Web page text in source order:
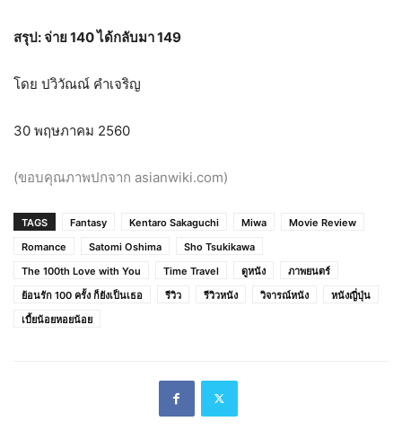
สรุป: จ่าย 140 ได้กลับมา 149
โดย ปวิวัณณ์ คำเจริญ
30 พฤษภาคม 2560
(ขอบคุณภาพปกจาก asianwiki.com)
TAGS Fantasy Kentaro Sakaguchi Miwa
Movie Review
Romance
Satomi Oshima
Sho Tsukikawa
The 100th Love with You
Time Travel ดูหนัง
ภาพยนตร์
ย้อนรัก 100 ครั้ง ก็ยังเป็นเธอ
รีวิว รีวิวหนัง วิจารณ์หนัง
หนังญี่ปุ่น
เบี้ยน้อยหอยน้อย